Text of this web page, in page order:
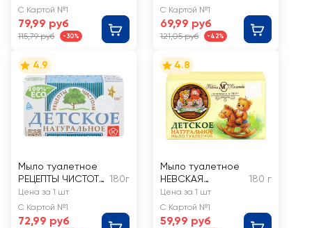
YASASHII
косметические
2-слоя
С Картой №1
79,99 руб
115,79 руб -30%
С Картой №1
69,99 руб
121,05 руб -42%
4.9
Мыло туалетное
РЕЦЕПТЫ ЧИСТОТЫ
Детское
180г
Цена за 1 шт
С Картой №1
72,99 руб
4.8
Мыло туалетное
НЕВСКАЯ
КОСМЕТИКА
Детское
180 г
Цена за 1 шт
С Картой №1
59,99 руб